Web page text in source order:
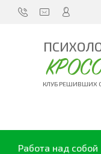
КЛУБ РЕШИВШИХ
Работа над собой